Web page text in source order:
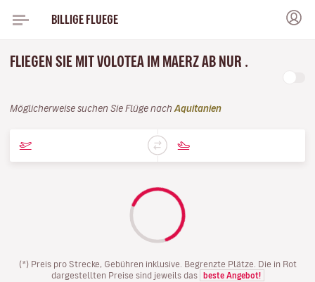
BILLIGE FLUEGE
FLIEGEN SIE MIT VOLOTEA IM MAERZ AB NUR .
Möglicherweise suchen Sie Flüge nach Aquitanien
(*) Preis pro Strecke, Gebühren inklusive. Begrenzte Plätze. Die in Rot
dargestellten Preise sind jeweils das
beste Angebot!